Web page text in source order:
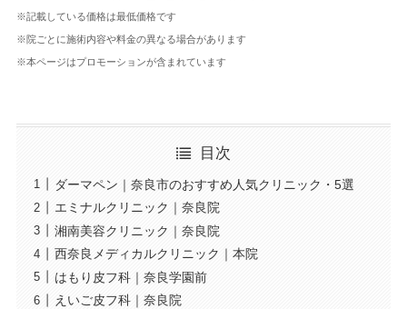
※記載している価格は最低価格です
※院ごとに施術内容や料金の異なる場合があります
※本ページはプロモーションが含まれています
目次
ダーマペン｜奈良市のおすすめ人気クリニック・5選
エミナルクリニック｜奈良院
湘南美容クリニック｜奈良院
西奈良メディカルクリニック｜本院
はもり皮フ科｜奈良学園前
えいご皮フ科｜奈良院